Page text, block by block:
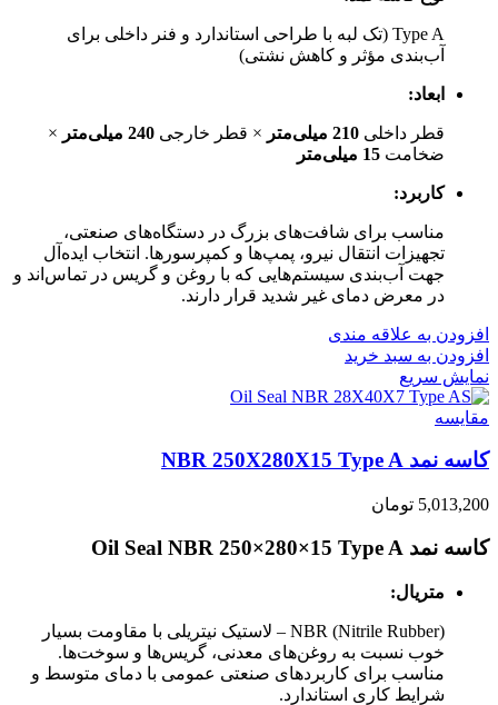
Type A (تک لبه با طراحی استاندارد و فنر داخلی برای
آب‌بندی مؤثر و کاهش نشتی)
ابعاد:
قطر داخلی 210 میلی‌متر × قطر خارجی 240 میلی‌متر
×
ضخامت 15 میلی‌متر
کاربرد:
مناسب برای شافت‌های بزرگ در دستگاه‌های صنعتی،
تجهیزات انتقال نیرو، پمپ‌ها و کمپرسورها. انتخاب ایده‌آل
جهت آب‌بندی سیستم‌هایی که با روغن و گریس در تماس‌اند و
در معرض دمای غیر شدید قرار دارند.
افزودن به علاقه مندی
افزودن به سبد خرید
نمایش سریع
مقايسه
کاسه نمد NBR 250X280X15 Type A
5,013,200 تومان
کاسه نمد Oil Seal NBR 250×280×15 Type A
متریال:
NBR (Nitrile Rubber) – لاستیک نیتریلی با مقاومت بسیار
خوب نسبت به روغن‌های معدنی، گریس‌ها و سوخت‌ها.
مناسب برای کاربردهای صنعتی عمومی با دمای متوسط و
شرایط کاری استاندارد.